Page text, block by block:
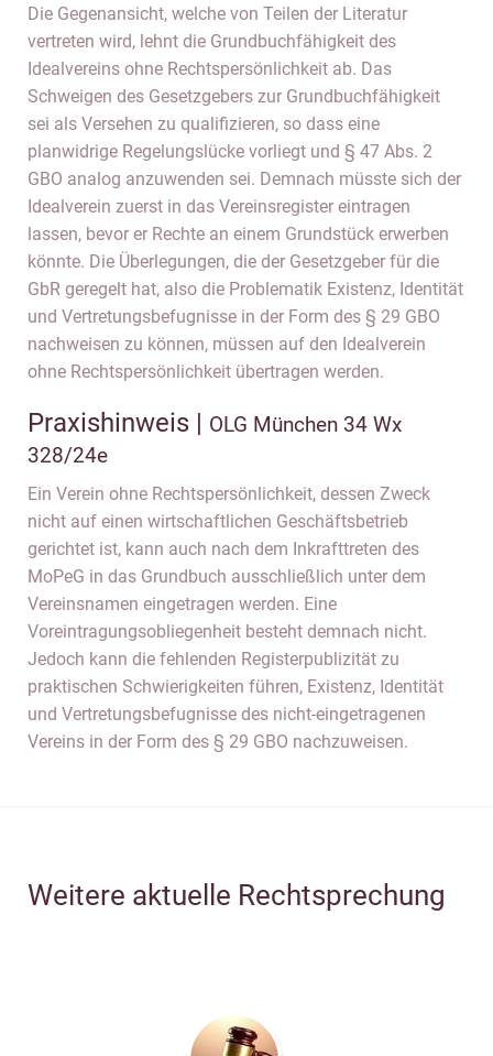
Die Gegenansicht, welche von Teilen der Literatur
vertreten wird, lehnt die Grundbuchfähigkeit des
Idealvereins ohne Rechtspersönlichkeit ab. Das
Schweigen des Gesetzgebers zur Grundbuchfähigkeit
sei als Versehen zu qualifizieren, so dass eine
planwidrige Regelungslücke vorliegt und § 47 Abs. 2
GBO analog anzuwenden sei. Demnach müsste sich der
Idealverein zuerst in das Vereinsregister eintragen
lassen, bevor er Rechte an einem Grundstück erwerben
könnte. Die Überlegungen, die der Gesetzgeber für die
GbR geregelt hat, also die Problematik Existenz, Identität
und Vertretungsbefugnisse in der Form des § 29 GBO
nachweisen zu können, müssen auf den Idealverein
ohne Rechtspersönlichkeit übertragen werden.
Praxishinweis | OLG München 34 Wx
328/24e
Ein Verein ohne Rechtspersönlichkeit, dessen Zweck
nicht auf einen wirtschaftlichen Geschäftsbetrieb
gerichtet ist, kann auch nach dem Inkrafttreten des
MoPeG in das Grundbuch ausschließlich unter dem
Vereinsnamen eingetragen werden. Eine
Voreintragungsobliegenheit besteht demnach nicht.
Jedoch kann die fehlenden Registerpublizität zu
praktischen Schwierigkeiten führen, Existenz, Identität
und Vertretungsbefugnisse des nicht-eingetragenen
Vereins in der Form des § 29 GBO nachzuweisen.
Weitere aktuelle Rechtsprechung